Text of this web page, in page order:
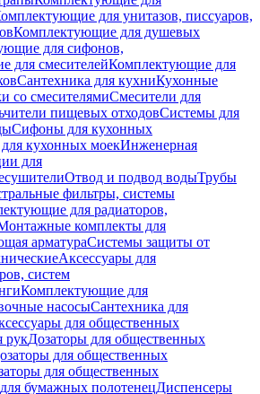
для унитазов, писсуаров,
Комплектующие для душевых
для сифонов,
для смесителейКомплектующие для
Сантехника для кухниКухонные
со смесителямиСмесители для
пищевых отходовСистемы для
Сифоны для кухонных
кухонных моекИнженерная
для
Отвод и подвод водыТрубы
фильтры, системы
для радиаторов,
комплекты для
арматураСистемы защиты от
Аксессуары для
систем
Комплектующие для
насосыСантехника для
для общественных
рукДозаторы для общественных
для общественных
для общественных
бумажных полотенецДиспенсеры